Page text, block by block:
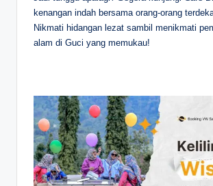
kenangan indah bersama orang-orang
Nikmati hidangan lezat sambil menikmati
alam di Guci yang memukau!